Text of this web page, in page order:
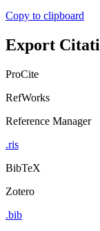
Copy to clipboard
Export
ProCite
RefWorks
Reference Manager
.ris
BibTeX
Zotero
.bib